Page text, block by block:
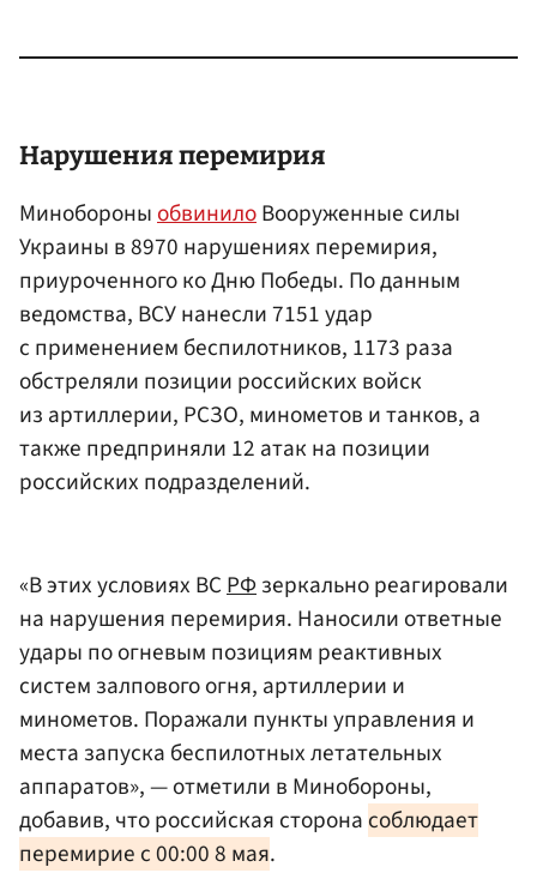
Нарушения перемирия
МинобороныобвинилоВооруженные силы
Украины в 8970 нарушениях перемирия,
приуроченного ко Дню Победы. По данным
ведомства, ВСУ нанесли 7151 удар
с применением беспилотников, 1173 раза
обстреляли позиции российских войск
из артиллерии, РСЗО, минометов и танков, а
также предприняли 12 атак на позиции
российских подразделений.
«В этих условиях ВСРФзеркально реагировали
на нарушения перемирия. Наносили ответные
удары по огневым позициям реактивных
систем залпового огня, артиллерии и
минометов. Поражали пункты управления и
места запуска беспилотных летательных
аппаратов», — отметили в Минобороны,
добавив, что российская сторона соблюдает
перемирие с 00:00 8 мая.